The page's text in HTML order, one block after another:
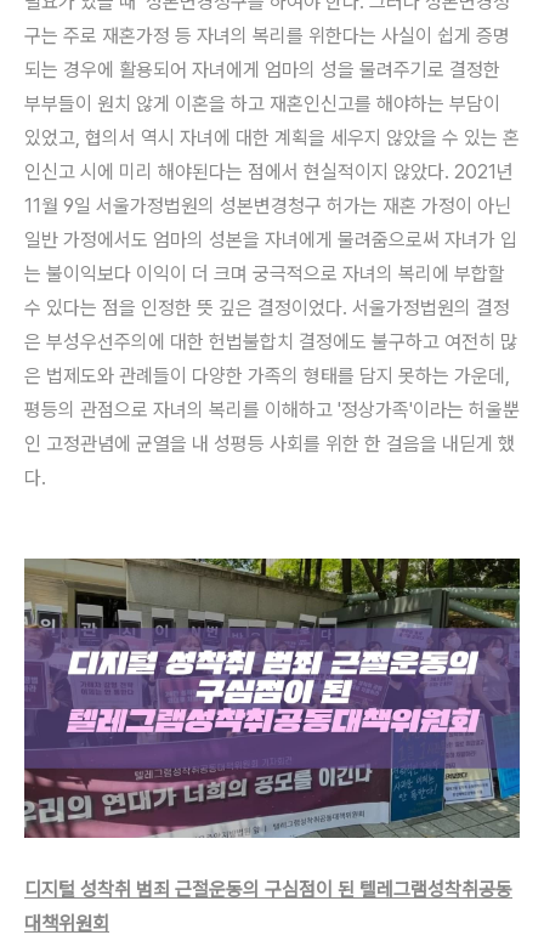
구는 주로 재혼가정 등 자녀의 복리를 위한다는 사실이 쉽게 증명
되는 경우에 활용되어 자녀에게 엄마의 성을 물려주기로 결정한
부부들이 원치 않게 이혼을 하고 재혼인신고를 해야하는 부담이
있었고, 협의서 역시 자녀에 대한 계획을 세우지 않았을 수 있는 혼
인신고 시에 미리 해야된다는 점에서 현실적이지 않았다. 2021년
11월 9일 서울가정법원의 성본변경청구 허가는 재혼 가정이 아닌
일반 가정에서도 엄마의 성본을 자녀에게 물려줌으로써 자녀가 입
는 불이익보다 이익이 더 크며 궁극적으로 자녀의 복리에 부합할
수 있다는 점을 인정한 뜻 깊은 결정이었다. 서울가정법원의 결정
은 부성우선주의에 대한 헌법불합치 결정에도 불구하고 여전히 많
은 법제도와 관례들이 다양한 가족의 형태를 담지 못하는 가운데,
평등의 관점으로 자녀의 복리를 이해하고 '정상가족'이라는 허울뿐
인 고정관념에 균열을 내 성평등 사회를 위한 한 걸음을 내딛게 했
다.
디지털 성착취 범죄 근절운동의 구심점이 된 텔레그램성착취공동
대책위원회